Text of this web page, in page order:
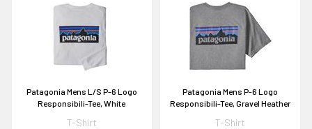
Patagonia Mens L/S P-6 Logo
Responsibili-Tee, White
T-Shirt
Patagonia Mens P-6 Logo
Responsibili-Tee, Gravel Heather
T-Shirt